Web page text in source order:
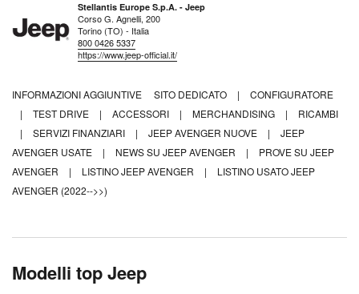
Stellantis Europe S.p.A. - Jeep
Corso G. Agnelli, 200
Torino (TO) - Italia
800 0426 5337
https://www.jeep-official.it/
INFORMAZIONI AGGIUNTIVE SITO DEDICATO |
CONFIGURATORE
|
TEST DRIVE | ACCESSORI | MERCHANDISING |
RICAMBI
|
SERVIZI FINANZIARI | JEEP AVENGER NUOVE |
JEEP
AVENGER USATE
| NEWS SU JEEP AVENGER |
PROVE SU JEEP
AVENGER
| LISTINO JEEP AVENGER |
LISTINO USATO JEEP
AVENGER (2022-->>)
Modelli top Jeep